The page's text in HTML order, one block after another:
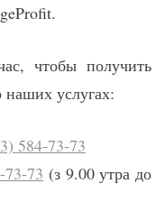
чтобы получить
услугах:
584-73-73
73 (з 9.00 утра до